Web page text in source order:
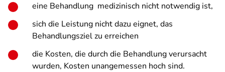
eine Behandlung medizinisch nicht notwendig ist,
sich die Leistung nicht dazu eignet, das
Behandlungsziel zu erreichen
die Kosten, die durch die Behandlung verursacht
wurden, Kosten unangemessen hoch sind.